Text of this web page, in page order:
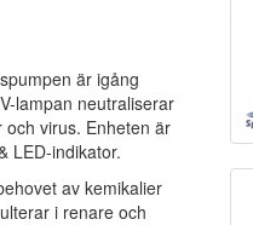
är igång
lampan neutraliserar
virus. Enheten är
LED-indikator.
av kemikalier
i renare och